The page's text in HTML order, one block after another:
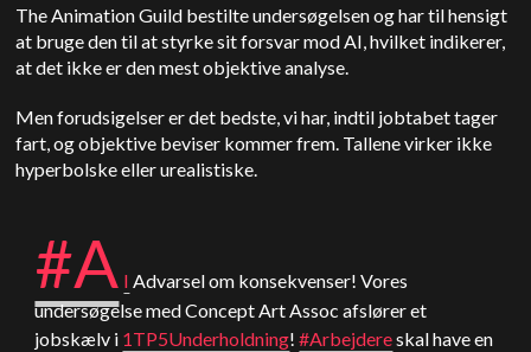
The Animation Guild bestilte undersøgelsen og har til hensigt
at bruge den til at styrke sit forsvar mod AI, hvilket indikerer,
at det ikke er den mest objektive analyse.
Men forudsigelser er det bedste, vi har, indtil jobtabet tager
fart, og objektive beviser kommer frem. Tallene virker ikke
hyperbolske eller urealistiske.
#A I Advarsel om konsekvenser! Vores
undersøgelse med Concept Art Assoc afslører et
jobskælv i 1TP5Underholdning!#Arbejdereskal have en